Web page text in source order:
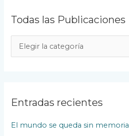
Todas las Publicaciones
o
s
a
Entradas recientes
El mundo se queda sin memoria